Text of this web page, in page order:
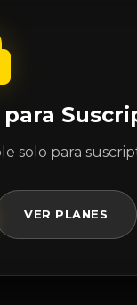
solo para
VER PLANES